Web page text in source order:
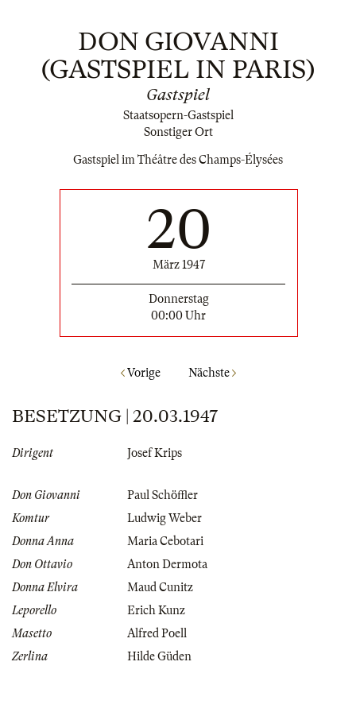
DON GIOVANNI
(GASTSPIEL IN PARIS)
Gastspiel
Staatsopern-Gastspiel
Sonstiger Ort
Gastspiel im Théâtre des Champs-Élysées
20
März 1947
Donnerstag
00:00 Uhr
Vorige Nächste
BESETZUNG | 20.03.1947
Dirigent Josef Krips
Don Giovanni
Paul Schöffler
Komtur
Ludwig Weber
Donna Anna
Maria Cebotari
Don Ottavio
Anton Dermota
Donna Elvira
Maud Cunitz
Leporello
Erich Kunz
Masetto
Alfred Poell
Zerlina
Hilde Güden